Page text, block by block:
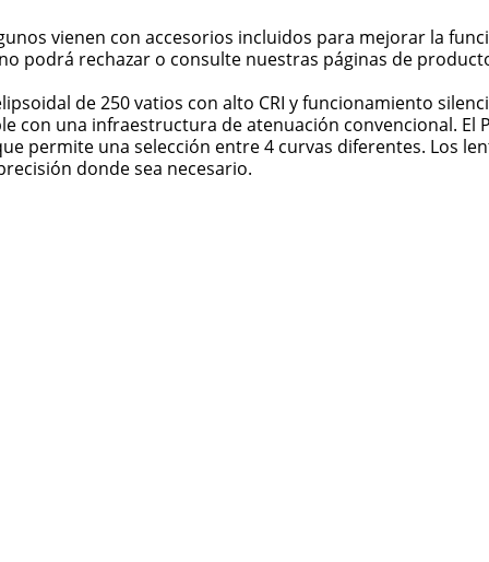
vienen con accesorios incluidos para mejorar la
podrá rechazar o consulte nuestras páginas de
de 250 vatios con alto CRI y funcionamiento
con una infraestructura de atenuación convencional.
permite una selección entre 4 curvas diferentes. Los
donde sea necesario.